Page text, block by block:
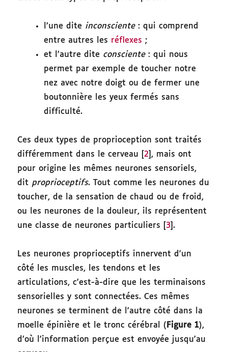
l’une dite inconsciente: qui comprend
entre autres les réflexes ;
et l’autre dite consciente: qui nous
permet par exemple de toucher notre
nez avec notre doigt ou de fermer une
boutonnière les yeux fermés sans
difficulté.
Ces deux types de proprioception sont traités
différemment dans le cerveau [ 2 ], mais ont
pour origine les mêmes neurones sensoriels,
dit proprioceptifs. Tout comme les neurones du
toucher, de la sensation de chaud ou de froid,
ou les neurones de la douleur, ils représentent
une classe de neurones particuliers [ 3 ].
Les neurones proprioceptifs innervent d’un
côté les muscles, les tendons et les
articulations, c’est-à-dire que les terminaisons
sensorielles y sont connectées. Ces mêmes
neurones se terminent de l’autre côté dans la
moelle épinière et le tronc cérébral ( Figure 1),
d’où l’information perçue est envoyée jusqu’au